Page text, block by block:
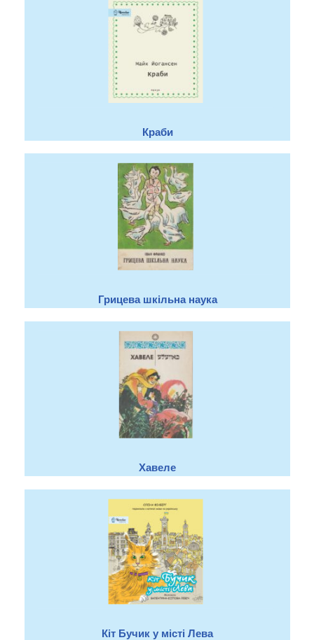
Краби
Грицева шкільна наука
Хавеле
Кіт Бучик у місті Лева